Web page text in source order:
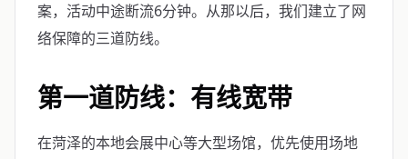
案，活动中途断流6分钟。从那以后，我们建立了网
络保障的三道防线。
第一道防线：有线宽带
在菏泽的本地会展中心等大型场馆，优先使用场地